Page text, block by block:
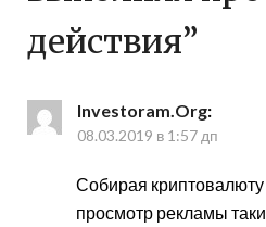
действия”
Investoram.Org:
08.03.2019 в 1:57 дп
Собирая криптовалюту
просмотр рекламы